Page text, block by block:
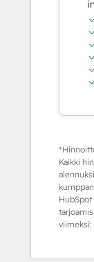
Kaikki
viimeksi: